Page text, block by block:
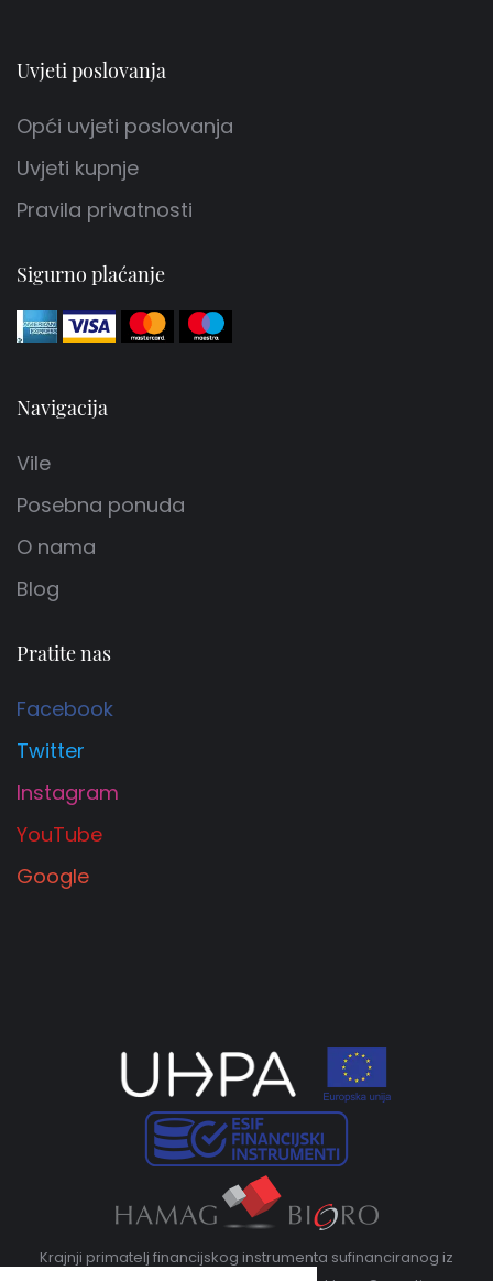
Uvjeti poslovanja
Opći uvjeti poslovanja
Uvjeti kupnje
Pravila privatnosti
Sigurno plaćanje
Navigacija
Vile
Posebna ponuda
O nama
Blog
Pratite nas
Facebook
Twitter
Instagram
YouTube
Google
Krajnji primatelj financijskog instrumenta sufinanciranog iz